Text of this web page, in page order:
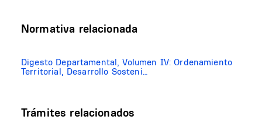
Normativa relacionada
Digesto Departamental, Volumen IV: Ordenamiento
Territorial, Desarrollo Sosteni…
Trámites relacionados